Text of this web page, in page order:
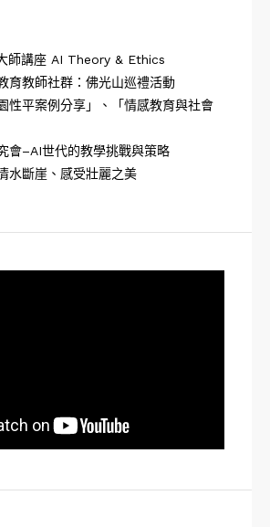
師講座 AI Theory & Ethics
育教師社群：佛光山巡禮活動
性平案例分享」、「情感教育與社會
會–AI世代的教學挑戰與策略
水斷崖、感受壯麗之美